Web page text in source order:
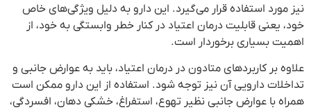
نیز مورد استفاده قرار می‌گیرد. این دارو به دلیل ویژگی‌های خاص
خود، یعنی قابلیت درمان اعتیاد در کنار خطر وابستگی به خود، از
اهمیت بسیاری برخوردار است.
علاوه بر کاربردهای متادون در درمان اعتیاد، باید به عوارض جانبی و
تداخلات دارویی آن نیز توجه شود. استفاده از این دارو ممکن است
همراه با عوارض جانبی نظیر تهوع، استفراغ، خشکی دهان، افسردگی،